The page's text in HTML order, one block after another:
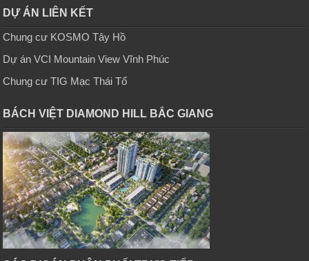
DỰ ÁN LIÊN KẾT
Chung cư KOSMO Tây Hồ
Dự án VCI Mountain View Vĩnh Phúc
Chung cư TIG Mạc Thái Tổ
BÁCH VIỆT DIAMOND HILL BẮC GIANG